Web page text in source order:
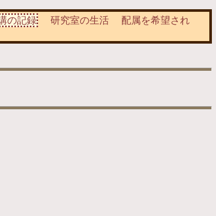
の記録 研究室の生活
配属を希望され